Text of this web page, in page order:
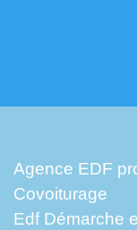
Agence EDF
Covoiturage
Edf Démarche